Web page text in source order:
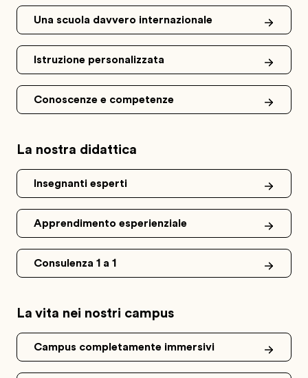
Una scuola davvero internazionale
Istruzione personalizzata
Conoscenze e competenze
La nostra didattica
Insegnanti esperti
Apprendimento esperienziale
Consulenza 1 a 1
La vita nei nostri campus
Campus completamente immersivi